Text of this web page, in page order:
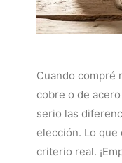
Cuando compré
cobre o de
serio las
elección. Lo
criterio real.